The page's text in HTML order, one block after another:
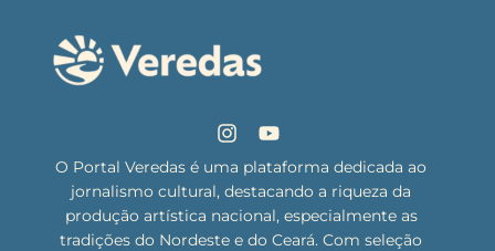
O Portal Veredas é uma plataforma dedicada ao
jornalismo cultural, destacando a riqueza da
produção artística nacional, especialmente as
tradições do Nordeste e do Ceará. Com seleção